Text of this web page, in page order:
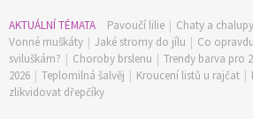
AKTUÁLNÍ TÉMATA Pavoučí lilie | Chaty a chalupy
Vonné muškáty | Jaké stromy do jílu | Co
sviluškám? | Choroby brslenu | Trendy barva pro
2026 | Teplomilná šalvěj | Kroucení listů u rajčat |
zlikvidovat dřepčíky